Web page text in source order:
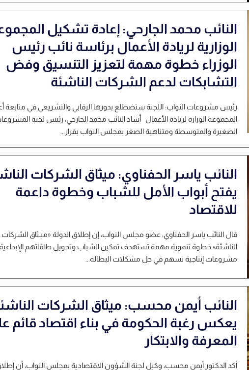
النائب محمد الجارحي: إعادة تشكيل
الوزارية لريادة الأعمال برئاسة نائب رئيس
الوزراء خطوة مهمة لتعزيز التنسيق وفض
التشابكات لدعم الشركات الناشئة
رئيس مشروعات النواب: اللجنة ستضطلع بدورها الرقابي والتشريعي في متابعة
المجموعة الوزارة لريادة الأعمال أشاد النائب محمد الجارحي، رئيس لجنة
الصغيرة والمتوسطة ومتناهية الصغر بمجلس النواب بقرار...
النائب ياسر الحفناوي: ميثاق الشركات
يفتح أبواب الأمل للشباب وخطوة داعمة
للاقتصاد
قال النائب ياسر الحفناوي، عضو مجلس النواب، إن إطلاق الدولة «ميـثاق الشركات
الناشئة» خطوة تنموية مهمة تستهدف تمكين الشباب وتحويل طاقاتهم الإبداعية
مشروعات إنتاجية تسهم في حل مشكلات البطالة...
النائب أيمن محسب: ميثاق الشركات
يعكس رغبة الحكومة في بناء اقتصاد قائم
المعرفة والابتكار
أكد الدكتور أيمن محسب، وكيل لجنة الشؤون الاقتصادية بمجلس النواب، أن